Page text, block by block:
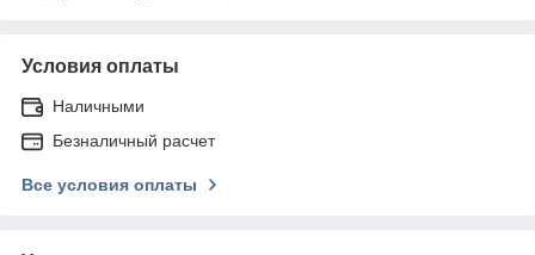
Условия оплаты
Наличными
Безналичный расчет
Все условия оплаты